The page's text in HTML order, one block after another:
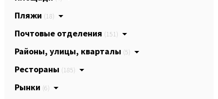
Пляжи (18)
Почтовые отделения (151)
Районы, улицы, кварталы (5)
Рестораны (185)
Рынки (6)